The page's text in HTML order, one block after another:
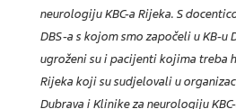
neurologiju KBC-a Rijeka. S
DBS-a s kojom smo započeli u KB-u
ugroženi su i pacijenti kojima treba
Rijeka koji su sudjelovali u
Dubrava i Klinike za neurologiju